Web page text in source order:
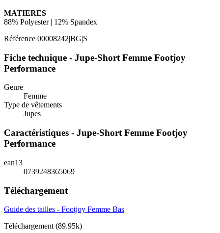
MATIERES
88% Polyester | 12% Spandex
Référence 00008242|BG|S
Fiche technique - Jupe-Short Femme Footjoy
Performance
Genre
Femme
Type de vêtements
Jupes
Caractéristiques - Jupe-Short Femme Footjoy
Performance
ean13
0739248365069
Téléchargement
Guide des tailles - Footjoy Femme Bas
Téléchargement (89.95k)